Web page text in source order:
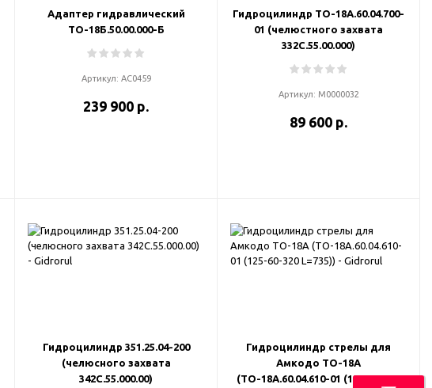
Адаптер гидравлический
ТО-18Б.50.00.000-Б
Артикул: АС0459
239 900 р.
Гидроцилиндр ТО-18А.60.04.700-
01 (челюстного захвата
332С.55.00.000)
Артикул: М0000032
89 600 р.
Гидроцилиндр 351.25.04-200
(челюсного захвата
342С.55.000.00)
Гидроцилиндр стрелы для
Амкодо ТО-18А
(ТО-18А.60.04.610-01 (125-60-320